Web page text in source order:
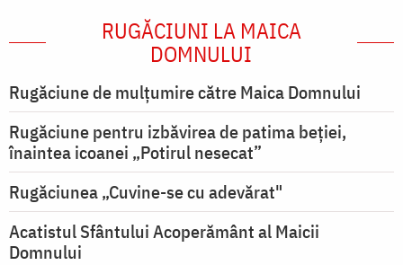
RUGĂCIUNI LA MAICA
DOMNULUI
Rugăciune de mulţumire către Maica Domnului
Rugăciune pentru izbăvirea de patima beției,
înaintea icoanei „Potirul nesecat”
Rugăciunea „Cuvine-se cu adevărat"
Acatistul Sfântului Acoperământ al Maicii
Domnului